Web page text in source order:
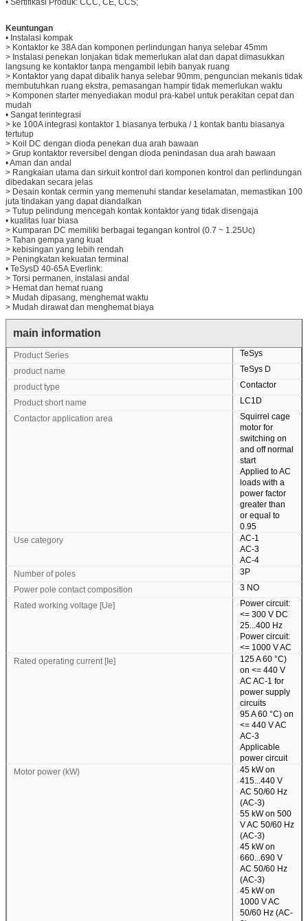
• Sertifikasi Produk: CCC, CE, CCS;
Keuntungan
• Instalasi kompak
> Kontaktor ke 38A dan komponen perlindungan hanya selebar 45mm
> Instalasi penekan lonjakan tidak memerlukan alat dan dapat dimasukkan
langsung ke kontaktor tanpa mengambil lebih banyak ruang
> Kontaktor yang dapat dibalik hanya selebar 90mm, penguncian mekanis tidak
membutuhkan ruang ekstra, pemasangan hampir tidak memerlukan waktu
> Komponen starter menyediakan modul pra-kabel untuk perakitan cepat dan
mudah
• Sangat terintegrasi
> ke 100A integrasi kontaktor 1 biasanya terbuka / 1 kontak bantu biasanya
tertutup
> Koil DC dengan dioda penekan dua arah bawaan
> Grup kontaktor reversibel dengan dioda penindasan dua arah bawaan
• Aman dan andal
> Rangkaian utama dan sirkuit kontrol dari komponen kontrol dan perlindungan
dibedakan secara jelas
> Desain kontak cermin yang memenuhi standar keselamatan, memastikan 100
juta tindakan yang dapat diandalkan
> Tutup pelindung mencegah kontak kontaktor yang tidak disengaja
• kualitas luar biasa
> Kumparan DC memiliki berbagai tegangan kontrol (0.7 ~ 1.25Uc)
> Tahan gempa yang kuat
> kebisingan yang lebih rendah
> Peningkatan kekuatan terminal
• TeSysD 40-65A Everlink:
> Torsi permanen, instalasi andal
> Hemat dan hemat ruang
> Mudah dipasang, menghemat waktu
> Mudah dirawat dan menghemat biaya
main information
Product Series
TeSys
product name
TeSys D
product type
Contactor
Product short name
LC1D
Contactor application area
Squirrel cage
motor for
switching on
and off normal
start
Applied to AC
loads with a
power factor
greater than
or equal to
0.95
Use category
AC-1
AC-3
AC-4
Number of poles
3P
Power pole contact composition
3 NO
Rated working voltage [Ue]
Power circuit:
<= 300 V DC
25...400 Hz
Power circuit:
<= 1000 V AC
Rated operating current [Ie]
125 A 60 °C)
on <= 440 V
AC AC-1 for
power supply
circuits
95 A 60 °C) on
<= 440 V AC
AC-3
Applicable
power circuit
Motor power (kW)
45 kW on
415...440 V
AC 50/60 Hz
(AC-3)
55 kW on 500
V AC 50/60 Hz
(AC-3)
45 kW on
660...690 V
AC 50/60 Hz
(AC-3)
45 kW on
1000 V AC
50/60 Hz (AC-